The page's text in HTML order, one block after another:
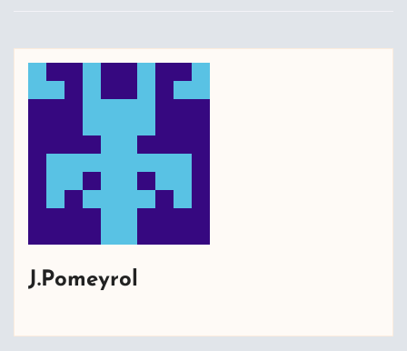
J.Pomeyrol